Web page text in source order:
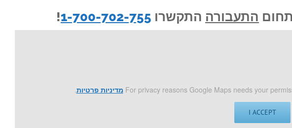
התעבורה התקשרו 1-700-702-755
!
For privacy reasons Google Maps needs your מדיניות פרטיות.
I ACCEPT